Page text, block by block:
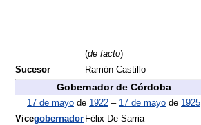
(de facto)
Sucesor
Ramón Castillo
Gobernador de Córdoba
17 de mayo de 1922 – 17 de mayo de 1925
Vicegobernador Félix De Sarria